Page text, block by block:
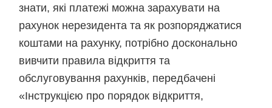
знати, які платежі можна зарахувати на
рахунок нерезидента та як розпоряджатися
коштами на рахунку, потрібно досконально
вивчити правила відкриття та
обслуговування рахунків, передбачені
«Інструкцією про порядок відкриття,